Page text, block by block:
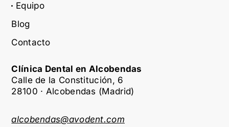
Equipo
Blog
Contacto
Clínica Dental en Alcobendas
Calle de la Constitución, 6
28100 · Alcobendas (Madrid)
alcobendas@avodent.com